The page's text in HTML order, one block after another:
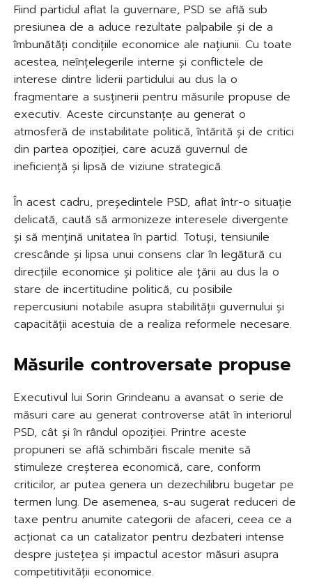
Fiind partidul aflat la guvernare, PSD se află sub
presiunea de a aduce rezultate palpabile și de a
îmbunătăți condițiile economice ale națiunii. Cu toate
acestea, neînțelegerile interne și conflictele de
interese dintre liderii partidului au dus la o
fragmentare a susținerii pentru măsurile propuse de
executiv. Aceste circunstanțe au generat o
atmosferă de instabilitate politică, întărită și de critici
din partea opoziției, care acuză guvernul de
ineficiență și lipsă de viziune strategică.
În acest cadru, președintele PSD, aflat într-o situație
delicată, caută să armonizeze interesele divergente
și să mențină unitatea în partid. Totuși, tensiunile
crescânde și lipsa unui consens clar în legătură cu
direcțiile economice și politice ale țării au dus la o
stare de incertitudine politică, cu posibile
repercusiuni notabile asupra stabilității guvernului și
capacității acestuia de a realiza reformele necesare.
Măsurile controversate propuse
Executivul lui Sorin Grindeanu a avansat o serie de
măsuri care au generat controverse atât în interiorul
PSD, cât și în rândul opoziției. Printre aceste
propuneri se află schimbări fiscale menite să
stimuleze creșterea economică, care, conform
criticilor, ar putea genera un dezechilibru bugetar pe
termen lung. De asemenea, s-au sugerat reduceri de
taxe pentru anumite categorii de afaceri, ceea ce a
acționat ca un catalizator pentru dezbateri intense
despre justețea și impactul acestor măsuri asupra
competitivității economice.